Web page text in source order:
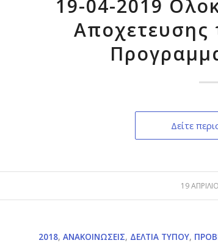
19-04-2019
Αποχετευσης
Δείτε
19
2018,ΑΝΑΚΟΙΝΏΣΕΙΣ, ΔΕΛΤΊΑ ΤΎΠΟΥ,